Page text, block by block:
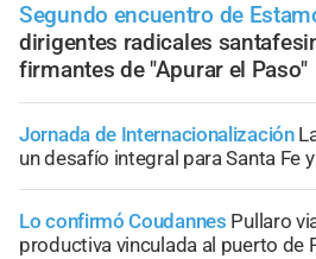
Segundo encuentro de
dirigentes radicales
firmantes de "Apurar el Paso"
Jornada de Internacionalización
un desafío integral para Santa Fe
Lo confirmó Coudannes Pullaro
productiva vinculada al puerto de